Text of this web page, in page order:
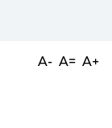
A- A= A+